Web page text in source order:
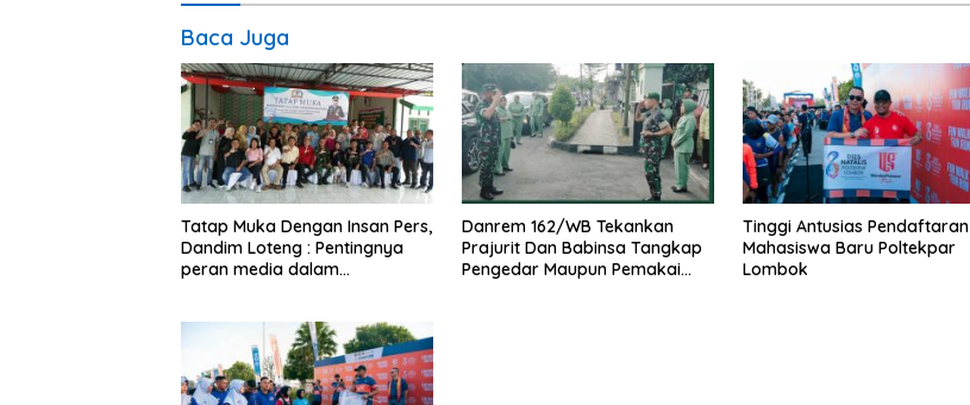
Baca Juga
Tatap Muka Dengan Insan Pers,
Dandim Loteng : Pentingnya
peran media dalam
Danrem 162/WB Tekankan
Prajurit Dan Babinsa Tangkap
Pengedar Maupun Pemakai
Tinggi Antusias Pendaftaran
Mahasiswa Baru Poltekpar
Lombok